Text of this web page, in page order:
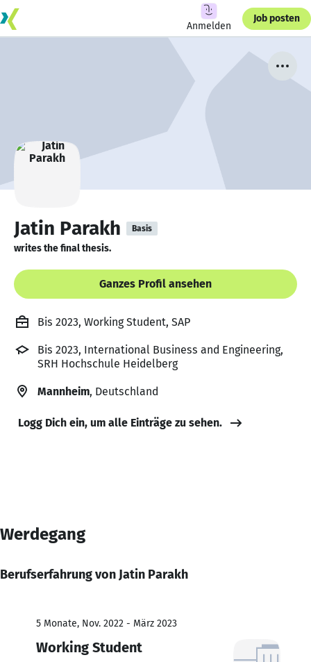
Anmelden
Job posten
Jatin Parakh Basis
writes the final thesis.
Ganzes Profil ansehen
Bis 2023, Working Student, SAP
Bis 2023, International Business and Engineering,
SRH Hochschule Heidelberg
Mannheim, Deutschland
Logg Dich ein, um alle Einträge zu sehen.
Werdegang
Berufserfahrung von Jatin Parakh
5 Monate, Nov. 2022 - März 2023
Working Student